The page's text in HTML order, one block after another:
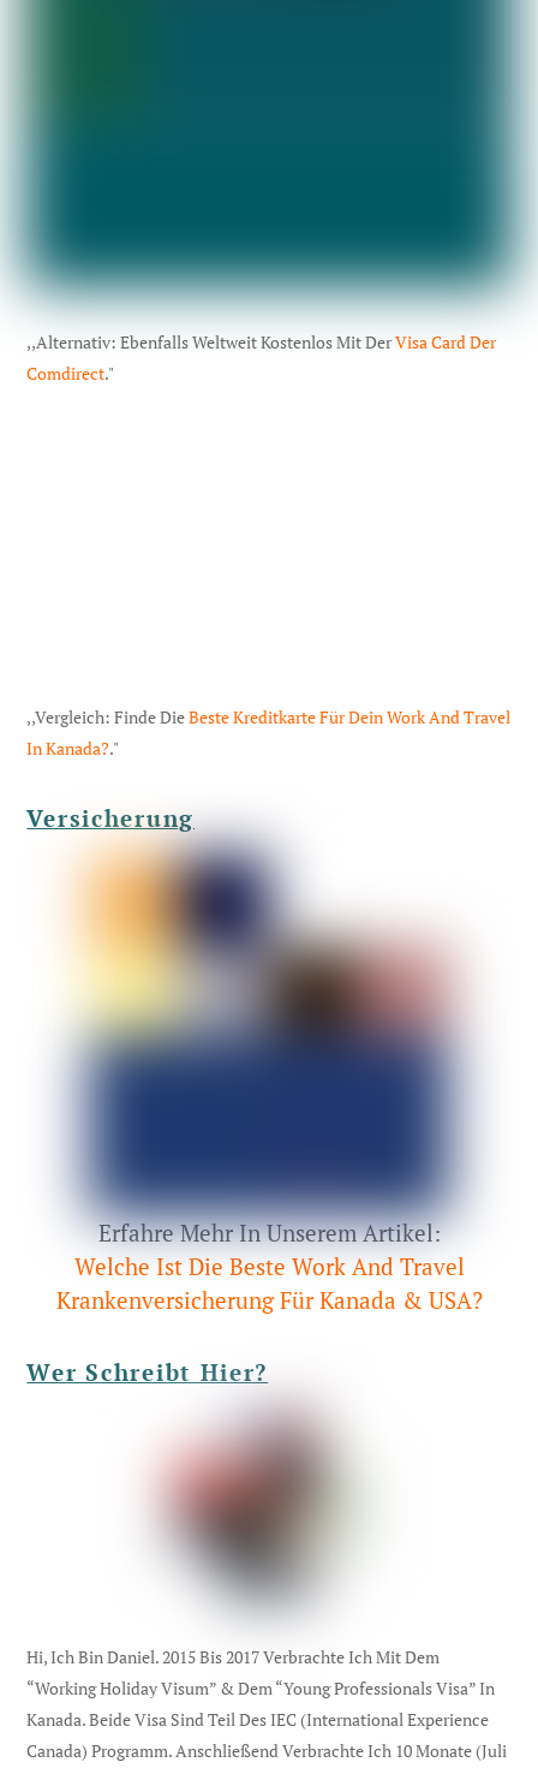
,,Alternativ: Ebenfalls Weltweit Kostenlos Mit DerVisa Card Der
Comdirect."
,,Vergleich: Finde DieBeste Kreditkarte Für Dein Work And Travel
In Kanada?."
Versicherung
Erfahre Mehr In Unserem Artikel:
Welche Ist Die Beste Work And Travel
Krankenversicherung Für Kanada & USA?
Wer Schreibt Hier?
Hi, Ich Bin Daniel. 2015 Bis 2017 Verbrachte Ich Mit Dem
“Working Holiday Visum” & Dem “Young Professionals Visa” In
Kanada. Beide Visa Sind Teil Des IEC (international Experience
Canada) Programm. Anschließend Verbrachte Ich 10 Monate (Juli